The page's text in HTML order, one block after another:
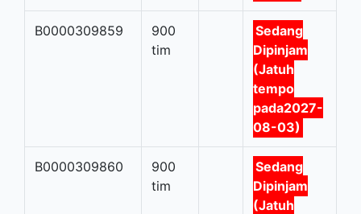
B0000309859
900
tim
Sedang
Dipinjam
(Jatuh
tempo
pada2027-
08-03)
B0000309860
900
tim
Sedang
Dipinjam
(Jatuh